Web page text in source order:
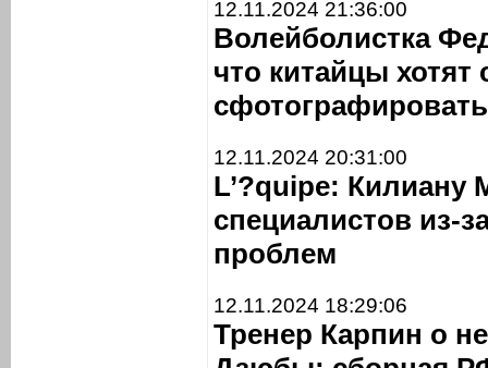
12.11.2024 21:36:00
Волейболистка
что китайцы хотят
12.11.2024 20:31:00
L’?quipe:
специалистов из-
проблем
12.11.2024 18:29:06
Тренер Карпин о